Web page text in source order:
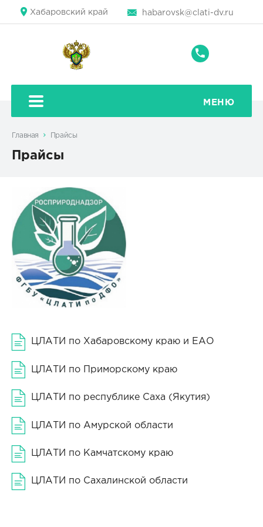
Хабаровский край habarovsk@clati-dv.ru
+7
42-
42
МЕНЮ
Главная Прайсы
Прайсы
ЦЛАТИ по Хабаровскому краю и ЕАО
ЦЛАТИ по Приморскому краю
ЦЛАТИ по республике Саха (Якутия)
ЦЛАТИ по Амурской области
ЦЛАТИ по Камчатскому краю
ЦЛАТИ по Сахалинской области